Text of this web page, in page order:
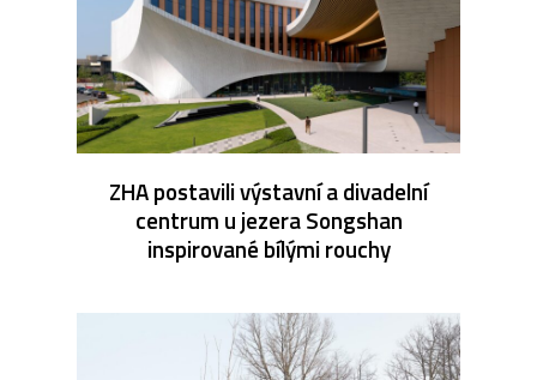
ZHA postavili výstavní a divadelní
centrum u jezera Songshan
inspirované bílými rouchy